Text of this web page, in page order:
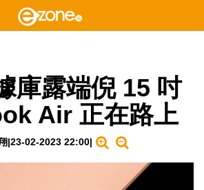
庫露端倪 15 吋
Air 正在路上
|23-02-2023 22:00|